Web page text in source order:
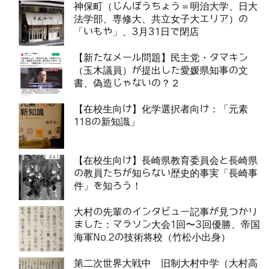
神保町（じんぼうちょう＝明治大学、日大
法学部、専修大、共立女子大エリア）の
「いもや」、3月31日で閉店
【新たなメール問題】民主党・タマキン
（玉木議員）が提出した愛媛県知事の文
書、偽造じゃないの？２
【在校生向け】化学選択者向け：「元素
118の新知識」
【在校生向け】長崎県教育委員会と長崎県
の教員たちが知らない歴史的事実「長崎事
件」を知ろう！
大村の先輩のインタビュー記事が見つかり
ました：マラソン大会1回〜3回優勝、帝国
海軍No.2の技術将校（竹松小出身）
第二次世界大戦中 旧制大村中学（大村高